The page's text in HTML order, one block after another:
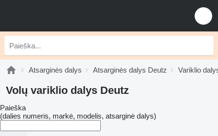
Atsarginės dalys Atsarginės dalys Deutz Variklio
Volų variklio dalys Deutz
Paieška
(dalies numeris, markė, modelis, atsarginė dalys)